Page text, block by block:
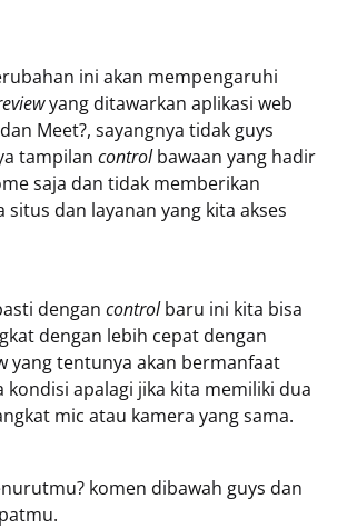
ini akan mempengaruhi
yang ditawarkan aplikasi web
Meet?, sayangnya tidak guys
tampilan controlbawaan yang hadir
saja dan tidak memberikan
situs dan layanan yang kita akses
dengan controlbaru ini kita bisa
dengan lebih cepat dengan
yang tentunya akan bermanfaat
kondisi apalagi jika kita memiliki dua
mic atau kamera yang sama.
komen dibawah guys dan